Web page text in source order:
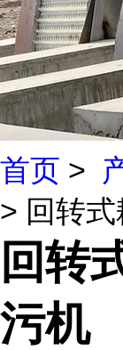
首页 >
> 回转
回转
污机